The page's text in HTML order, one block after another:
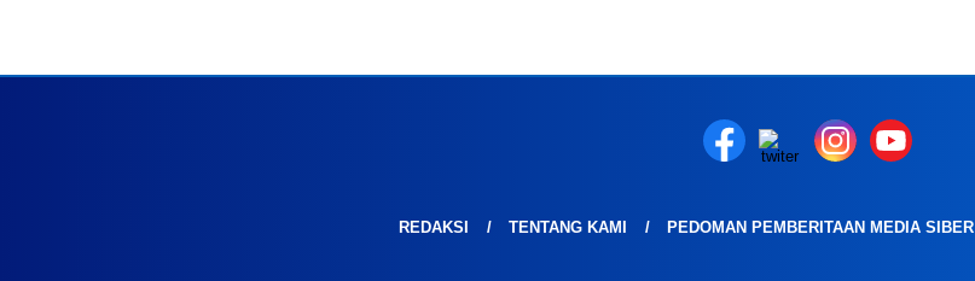
REDAKSI TENTANG KAMI PEDOMAN PEMBERITAAN MEDIA SIBER